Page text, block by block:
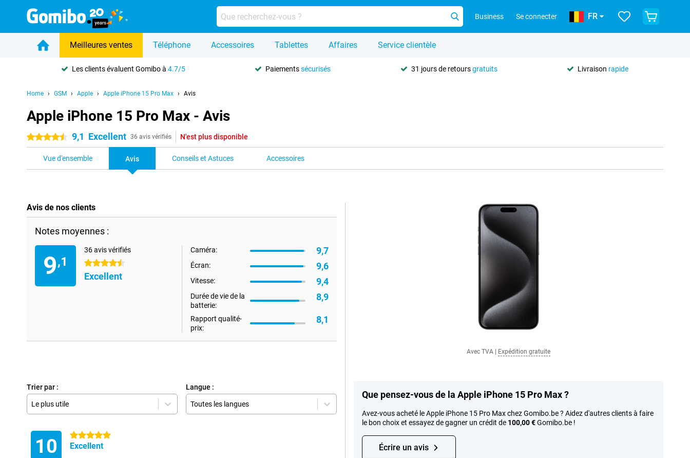
Business Se connecter FR
Meilleures ventes Téléphone Accessoires Tablettes Affaires Service clientèle
Les clients évaluent Gomibo à4.7/5 Paiementssécurisés 31 jours de retoursgratuits Livraison rapide
Home GSM Apple Apple iPhone 15 Pro Max Avis
Apple iPhone 15 Pro Max - Avis
4.5 étoiles 9,1 Excellent 36 avis vérifiés N'est plus disponible
Vue d'ensemble Avis Conseils et Astuces Accessoires
Avis de nos clients
Notes moyennes :
9,1
36 avis vérifiés
4.5 étoiles
Excellent
Caméra: 9,7
Écran: 9,6
Vitesse: 9,4
Durée de vie de la
batterie:
8,9
Rapport qualité-
prix:
8,1
Trier par :
Le plus utile
Langue :
Toutes les langues
10 5 étoiles
Excellent
Avec TVA Expédition gratuite
Que pensez-vous de la Apple iPhone 15 Pro Max ?
Avez-vous acheté le Apple iPhone 15 Pro Max chez Gomibo.be ? Aidez d'autres clients à faire
le bon choix et essayez de gagner un crédit de 100,00 €Gomibo.be !
Écrire un avis